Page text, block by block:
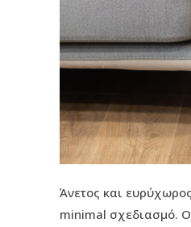
Άνετος και
minimal σχεδιασμό. Ο